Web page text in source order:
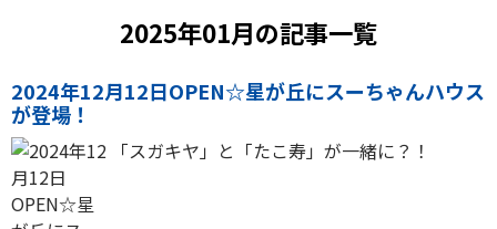
2025年01月の記事一覧
2024年12月12日OPEN☆星が丘にスーちゃんハウス
が登場！
「スガキヤ」と「たこ寿」が一緒に？！